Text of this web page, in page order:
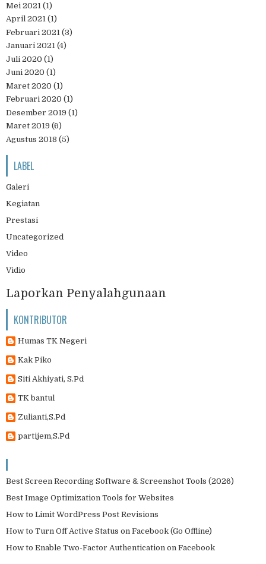
Mei 2021 (1)
April 2021 (1)
Februari 2021 (3)
Januari 2021 (4)
Juli 2020 (1)
Juni 2020 (1)
Maret 2020 (1)
Februari 2020 (1)
Desember 2019 (1)
Maret 2019 (6)
Agustus 2018 (5)
LABEL
Galeri
Kegiatan
Prestasi
Uncategorized
Video
Vidio
Laporkan Penyalahgunaan
KONTRIBUTOR
Humas TK Negeri
Kak Piko
Siti Akhiyati, S.Pd
TK bantul
Zulianti,S.Pd
partijem,S.Pd
Best Screen Recording Software & Screenshot Tools (2026)
Best Image Optimization Tools for Websites
How to Limit WordPress Post Revisions
How to Turn Off Active Status on Facebook (Go Offline)
How to Enable Two-Factor Authentication on Facebook